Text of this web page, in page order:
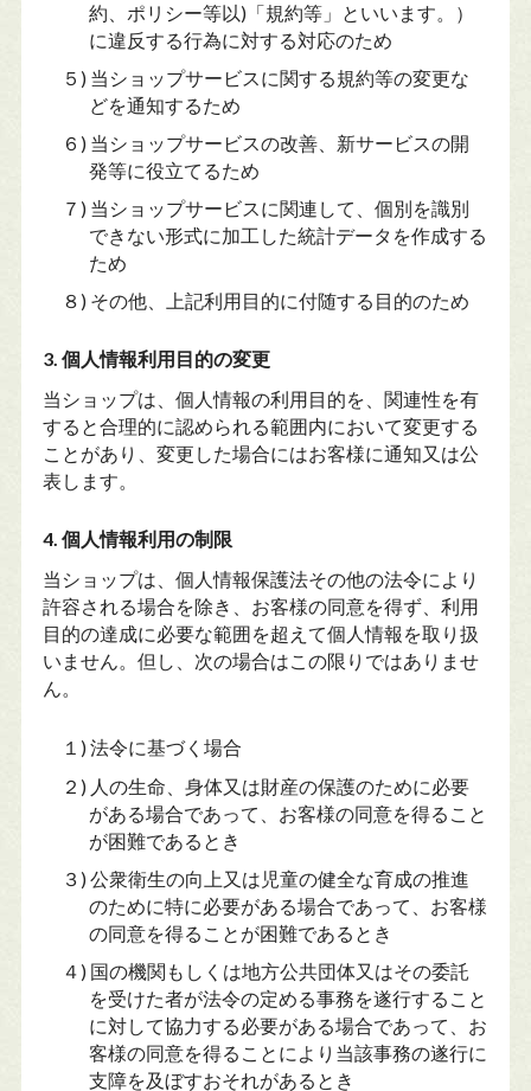
約、ポリシー等以)「規約等」といいます。）
に違反する行為に対する対応のため
５) 当ショップサービスに関する規約等の変更な
どを通知するため
６) 当ショップサービスの改善、新サービスの開
発等に役立てるため
７) 当ショップサービスに関連して、個別を識別
できない形式に加工した統計データを作成する
ため
８) その他、上記利用目的に付随する目的のため
3. 個人情報利用目的の変更
当ショップは、個人情報の利用目的を、関連性を有
すると合理的に認められる範囲内において変更する
ことがあり、変更した場合にはお客様に通知又は公
表します。
4. 個人情報利用の制限
当ショップは、個人情報保護法その他の法令により
許容される場合を除き、お客様の同意を得ず、利用
目的の達成に必要な範囲を超えて個人情報を取り扱
いません。但し、次の場合はこの限りではありませ
ん。
１) 法令に基づく場合
２) 人の生命、身体又は財産の保護のために必要
がある場合であって、お客様の同意を得ること
が困難であるとき
３) 公衆衛生の向上又は児童の健全な育成の推進
のために特に必要がある場合であって、お客様
の同意を得ることが困難であるとき
４) 国の機関もしくは地方公共団体又はその委託
を受けた者が法令の定める事務を遂行すること
に対して協力する必要がある場合であって、お
客様の同意を得ることにより当該事務の遂行に
支障を及ぼすおそれがあるとき